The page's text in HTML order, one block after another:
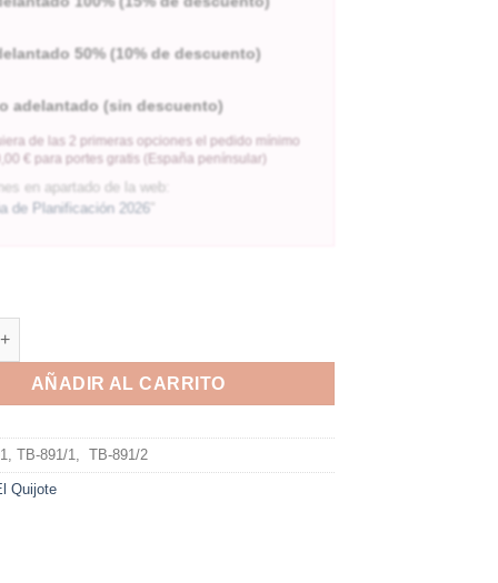
50% (10% de descuento)
adelantado (sin descuento)
de las 2 primeras opciones el pedido mínimo
€ para portes gratis (España penínsular)
en apartado de la web:
de Planificación 2026 "
AÑADIR AL CARRITO
TB-891/1, TB-891/2
Quijote